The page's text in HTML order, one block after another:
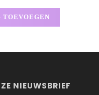
TOEVOEGEN
NIEUWSBRIEF